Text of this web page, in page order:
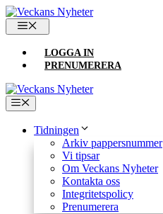
Hoppa
till
innehåll
LOGGA IN
PRENUMERERA
Meny
Tidningen
Arkiv pappersnummer
Vi tipsar
Om Veckans Nyheter
Kontakta oss
Integritetspolicy
Prenumerera